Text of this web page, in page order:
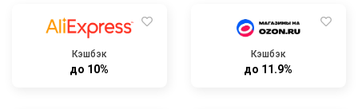
Кэшбэк
до 10%
Кэшбэк
до 11.9%